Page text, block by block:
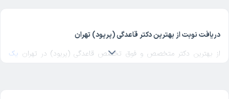
دریافت نوبت از بهترین دکتر قاعدگی (پریود) تهران
از بهترین دکتر متخصص و فوق تخصص قاعدگی (پریود) در تهران یک